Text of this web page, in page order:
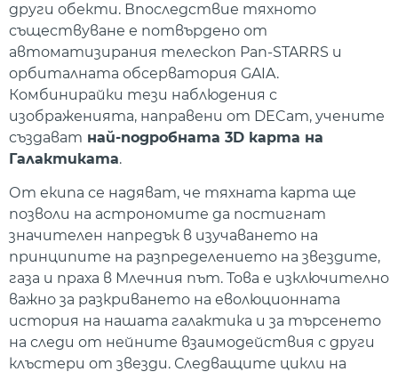
други обекти. Впоследствие тяхното
съществуване е потвърдено от
автоматизирания телескоп Pan-STARRS и
орбиталната обсерватория GAIA.
Комбинирайки тези наблюдения с
изображенията, направени от DECam, учените
създават най-подробната 3D карта на
Галактиката.
От екипа се надяват, че тяхната карта ще
позволи на астрономите да постигнат
значителен напредък в изучаването на
принципите на разпределението на звездите,
газа и праха в Млечния път. Това е изключително
важно за разкриването на еволюционната
история на нашата галактика и за търсенето
на следи от нейните взаимодействия с други
клъстери от звезди. Следващите цикли на